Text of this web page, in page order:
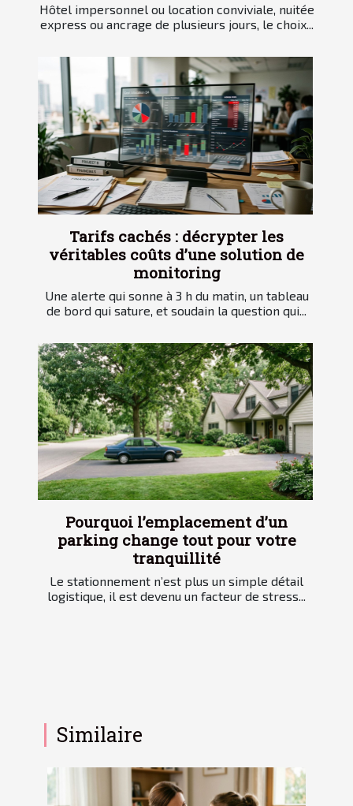
Hôtel impersonnel ou location conviviale, nuitée
express ou ancrage de plusieurs jours, le choix...
Tarifs cachés : décrypter les
véritables coûts d’une solution de
monitoring
Une alerte qui sonne à 3 h du matin, un tableau
de bord qui sature, et soudain la question qui...
Pourquoi l’emplacement d’un
parking change tout pour votre
tranquillité
Le stationnement n’est plus un simple détail
logistique, il est devenu un facteur de stress...
Similaire